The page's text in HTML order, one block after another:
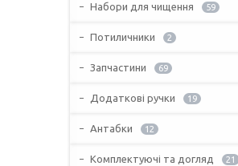
Набори для чищення 59
Потиличники 2
Запчастини 69
Додаткові ручки 19
Антабки 12
Комплектуючі та догляд 21